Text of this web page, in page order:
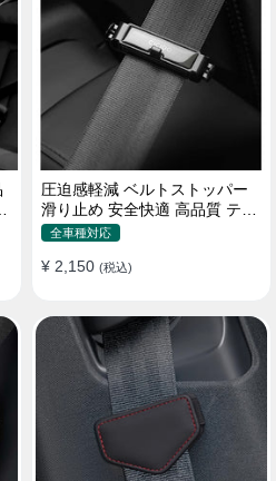
圧迫感軽減 ベルトストッパー
滑り止め 安全快適 高品質 テー
プクリップ 快適 2個セット
全車種対応
¥ 2,150 (税込)